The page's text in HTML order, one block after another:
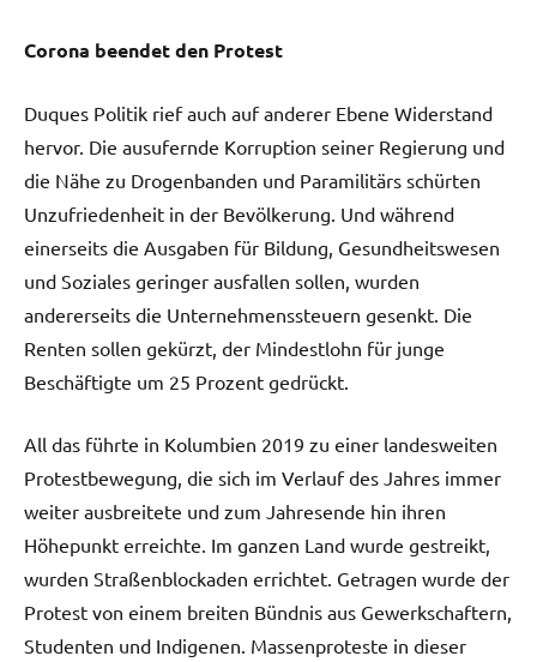
Corona beendet den Protest
Duques Politik rief auch auf anderer Ebene Widerstand
hervor. Die ausufernde Korruption seiner Regierung und
die Nähe zu Drogenbanden und Paramilitärs schürten
Unzufriedenheit in der Bevölkerung. Und während
einerseits die Ausgaben für Bildung, Gesundheitswesen
und Soziales geringer ausfallen sollen, wurden
andererseits die Unternehmenssteuern gesenkt. Die
Renten sollen gekürzt, der Mindestlohn für junge
Beschäftigte um 25 Prozent gedrückt.
All das führte in Kolumbien 2019 zu einer landesweiten
Protestbewegung, die sich im Verlauf des Jahres immer
weiter ausbreitete und zum Jahresende hin ihren
Höhepunkt erreichte. Im ganzen Land wurde gestreikt,
wurden Straßenblockaden errichtet. Getragen wurde der
Protest von einem breiten Bündnis aus Gewerkschaftern,
Studenten und Indigenen. Massenproteste in dieser